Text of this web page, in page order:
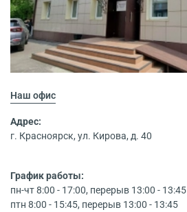
Наш офис
Адрес:
г. Красноярск, ул. Кирова, д. 40
График работы:
пн-чт 8:00 - 17:00, перерыв 13:00 - 13:45
птн 8:00 - 15:45, перерыв 13:00 - 13:45